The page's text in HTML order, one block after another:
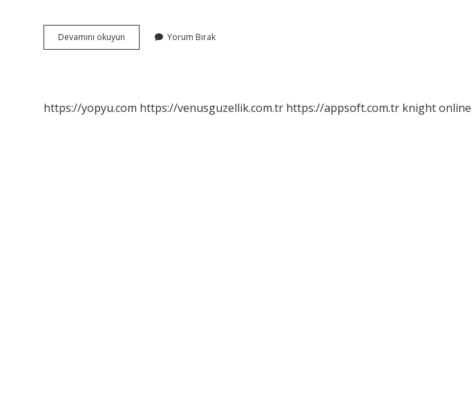
Devamını okuyun
Ne
Yorum Bırak
https://yopyu.com https://venusguzellik.com.tr https://appsoft.com.tr knight online